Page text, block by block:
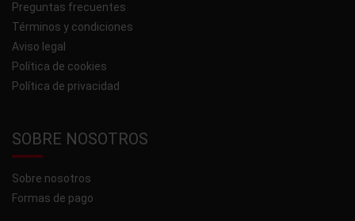
Preguntas frecuentes
Términos y condiciones
Aviso legal
Política de cookies
Política de privacidad
SOBRE NOSOTROS
Sobre nosotros
Formas de pago